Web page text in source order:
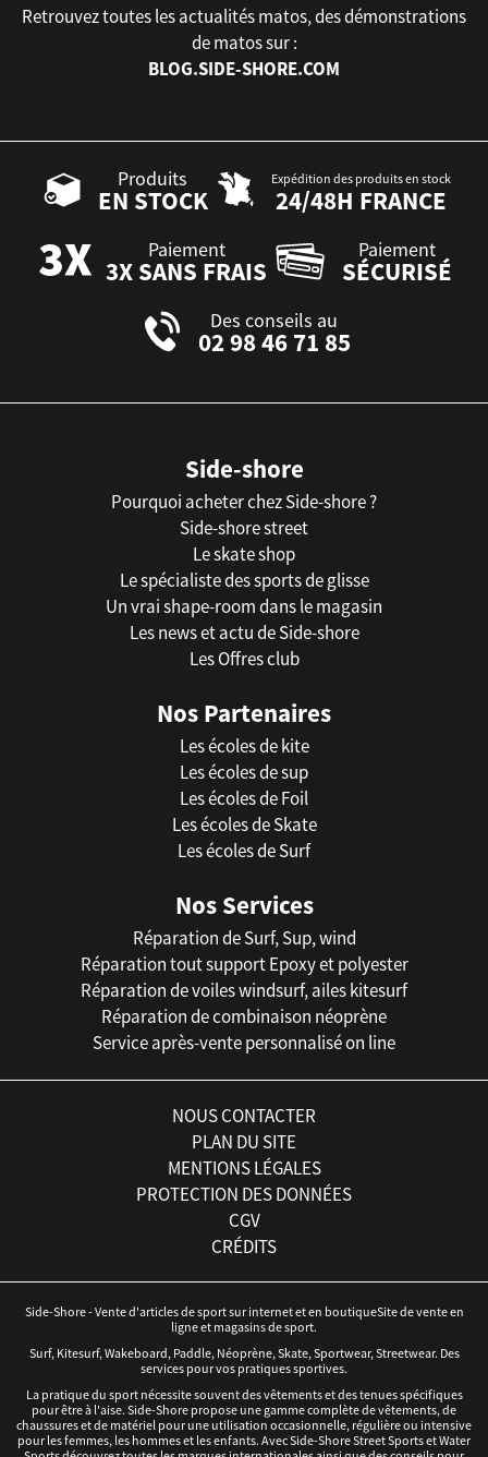
Retrouvez toutes les actualités matos, des démonstrations
de matos sur :
BLOG.SIDE-SHORE.COM
Produits
EN STOCK
Expédition des produits en stock
24/48H FRANCE
Paiement
3X SANS FRAIS
Paiement
SÉCURISÉ
Des conseils au
02 98 46 71 85
Side-shore
Pourquoi acheter chez Side-shore ?
Side-shore street
Le skate shop
Le spécialiste des sports de glisse
Un vrai shape-room dans le magasin
Les news et actu de Side-shore
Les Offres club
Nos Partenaires
Les écoles de kite
Les écoles de sup
Les écoles de Foil
Les écoles de Skate
Les écoles de Surf
Nos Services
Réparation de Surf, Sup, wind
Réparation tout support Epoxy et polyester
Réparation de voiles windsurf, ailes kitesurf
Réparation de combinaison néoprène
Service après-vente personnalisé on line
NOUS CONTACTER
PLAN DU SITE
MENTIONS LÉGALES
PROTECTION DES DONNÉES
CGV
CRÉDITS
Side-Shore - Vente d'articles de sport sur internet et en boutiqueSite de vente en
ligne et magasins de sport.
Surf, Kitesurf, Wakeboard, Paddle, Néoprène, Skate, Sportwear, Streetwear. Des
services pour vos pratiques sportives.
La pratique du sport nécessite souvent des vêtements et des tenues spécifiques
pour être à l'aise. Side-Shore propose une gamme complète de vêtements, de
chaussures et de matériel pour une utilisation occasionnelle, régulière ou intensive
pour les femmes, les hommes et les enfants. Avec Side-Shore Street Sports et Water